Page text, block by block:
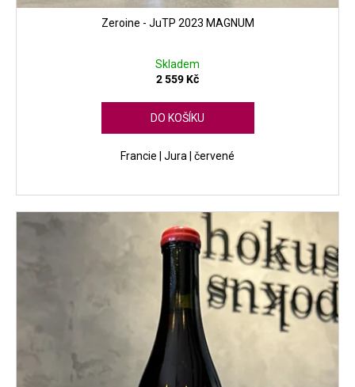
Zeroine - JuTP 2023 MAGNUM
Skladem
2 559 Kč
DO KOŠÍKU
Francie | Jura | červené